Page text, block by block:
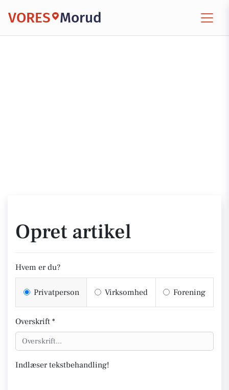
VORES Morud
Opret artikel
Hvem er du?
Privatperson Virksomhed Forening
Overskrift *
Indlæser tekstbehandling!